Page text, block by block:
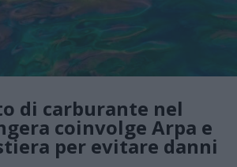
di carburante nel
coinvolge Arpa e
per evitare danni